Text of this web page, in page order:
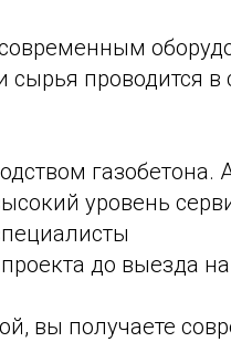
сырья проводится в
газобетона.
уровень
до выезда
вы получаете